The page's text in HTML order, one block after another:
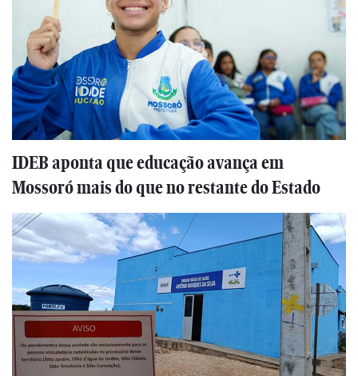
IDEB aponta que educação avança em
Mossoró mais do que no restante do Estado